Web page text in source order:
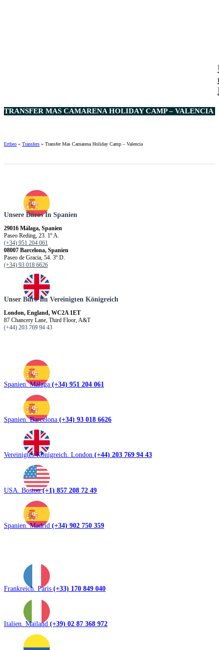
TRANSFER MAS CAMARENA HOLIDAY CAMP – VALENCIA
Ertheo » Transfers » Transfer Mas Camarena Holiday Camp – Valencia
Unsere Büros In Spanien
29016 Málaga, Spanien
Paseo Reding, 23. 1º A.
(+34) 951 204 061
08007 Barcelona, Spanien
Paseo de Gracia, 54. 3º D.
(+34) 93 018 6626
Unser Büro Im Vereinigten Königreich
London, England, WC2A 1ET
87 Chancery Lane, Third Floor, A&T
(+44) 203 769 94 43
Spanien. Málaga (+34) 951 204 061
Spanien. Barcelona (+34) 93 018 6626
Vereinigtes Königreich. London (+44) 203 769 94 43
USA. Boston(+1) 857 208 72 49
Spanien. Madrid (+34) 902 750 359
Frankreich. Paris (+33) 170 849 040
Italien. Mailand (+39) 02 87 368 972